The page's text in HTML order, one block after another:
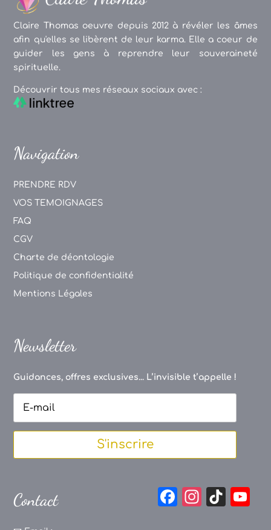
Claire Thomas oeuvre depuis 2012 à révéler les âmes
afin qu'elles se libèrent de leur karma. Elle a coeur de
guider les gens à reprendre leur souveraineté
spirituelle.
Découvrir tous mes réseaux sociaux avec :
Navigation
PRENDRE RDV
VOS TEMOIGNAGES
FAQ
CGV
Charte de déontologie
Politique de confidentialité
Mentions Légales
Newsletter
Guidances, offres exclusives... L’invisible t’appelle !
S'inscrire
Contact
F
In Ti